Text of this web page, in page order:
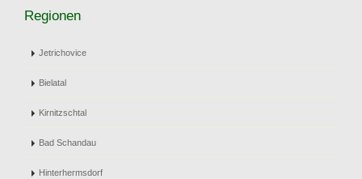
Regionen
Jetrichovice
Bielatal
Kirnitzschtal
Bad Schandau
Hinterhermsdorf